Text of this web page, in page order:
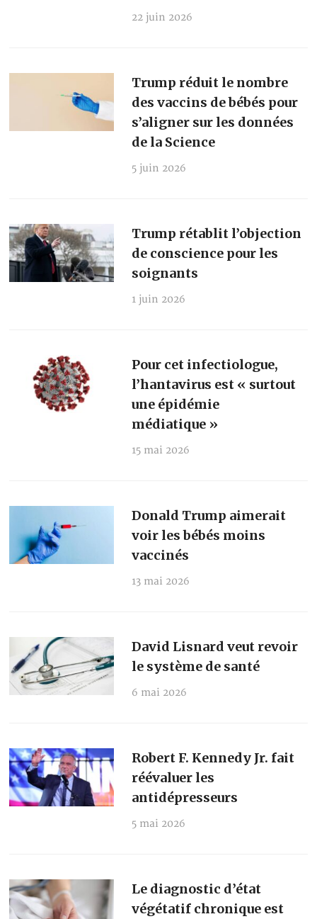
22 juin 2026
Trump réduit le nombre
des vaccins de bébés pour
s’aligner sur les données
de la Science
5 juin 2026
Trump rétablit l’objection
de conscience pour les
soignants
1 juin 2026
Pour cet infectiologue,
l’hantavirus est « surtout
une épidémie
médiatique »
15 mai 2026
Donald Trump aimerait
voir les bébés moins
vaccinés
13 mai 2026
David Lisnard veut revoir
le système de santé
6 mai 2026
Robert F. Kennedy Jr. fait
réévaluer les
antidépresseurs
5 mai 2026
Le diagnostic d’état
végétatif chronique est